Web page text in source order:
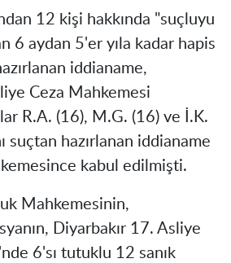
12 kişi hakkında "suçluyu
6 aydan 5'er yıla kadar hapis
iddianame,
Ceza Mahkemesi
R.A. (16), M.G. (16) ve İ.K.
suçtan hazırlanan iddianame
kabul edilmişti.
Mahkemesinin,
Diyarbakır 17. Asliye
6'sı tutuklu 12 sanık